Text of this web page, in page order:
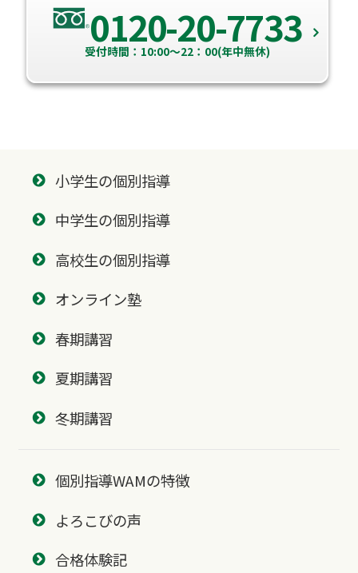
0120-20-7733
受付時間：10:00～22：00(年中無休)
小学生の個別指導
中学生の個別指導
高校生の個別指導
オンライン塾
春期講習
夏期講習
冬期講習
個別指導WAMの特徴
よろこびの声
合格体験記